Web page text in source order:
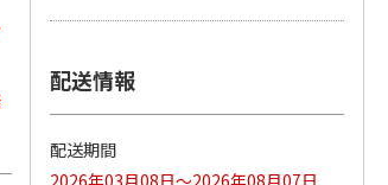
配送情報
配送期間
2026年03月08日～2026年08月07日